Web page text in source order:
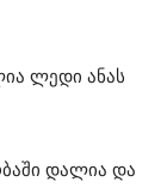
ლედი ანას
დალია და